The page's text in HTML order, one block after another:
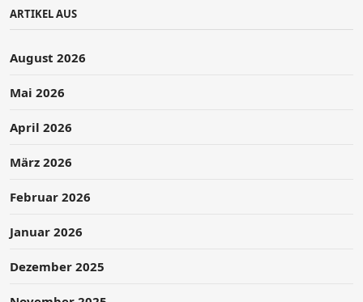
ARTIKEL AUS
August 2026
Mai 2026
April 2026
März 2026
Februar 2026
Januar 2026
Dezember 2025